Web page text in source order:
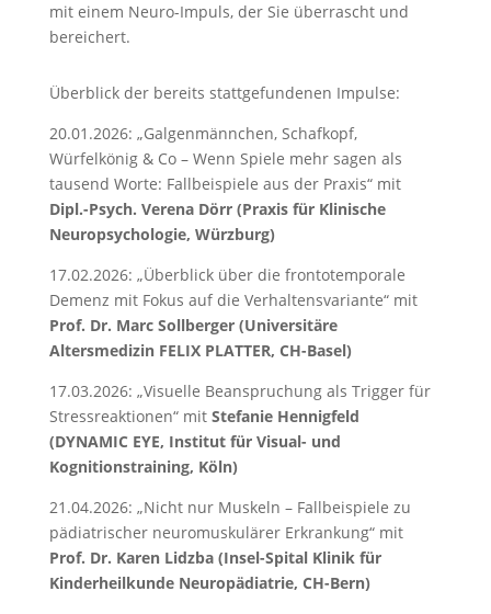
mit einem Neuro-Impuls, der Sie überrascht und
bereichert.
Überblick der bereits stattgefundenen Impulse:
20.01.2026: „Galgenmännchen, Schafkopf,
Würfelkönig & Co – Wenn Spiele mehr sagen als
tausend Worte: Fallbeispiele aus der Praxis“ mit
Dipl.-Psych. Verena Dörr (Praxis für Klinische
Neuropsychologie, Würzburg)
17.02.2026: „Überblick über die frontotemporale
Demenz mit Fokus auf die Verhaltensvariante“ mit
Prof. Dr. Marc Sollberger (Universitäre
Altersmedizin FELIX PLATTER, CH-Basel)
17.03.2026: „Visuelle Beanspruchung als Trigger für
Stressreaktionen“ mit Stefanie Hennigfeld
(DYNAMIC EYE, Institut für Visual- und
Kognitionstraining, Köln)
21.04.2026: „Nicht nur Muskeln – Fallbeispiele zu
pädiatrischer neuromuskulärer Erkrankung“ mit
Prof. Dr. Karen Lidzba (Insel-Spital Klinik für
Kinderheilkunde Neuropädiatrie, CH-Bern)